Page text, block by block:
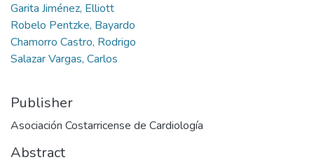
Garita Jiménez, Elliott
Robelo Pentzke, Bayardo
Chamorro Castro, Rodrigo
Salazar Vargas, Carlos
Publisher
Asociación Costarricense de Cardiología
Abstract